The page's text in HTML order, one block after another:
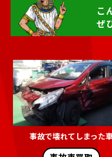
こ
ぜ
事故で壊れてしまった